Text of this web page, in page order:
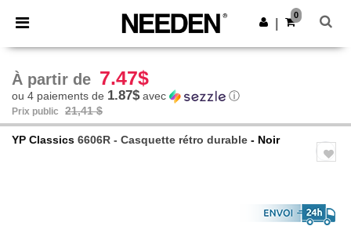
× Appli Needen
Meilleurs prix sur l’app !
Obtenir l'appli
0
À partir de 7.47$
ou 4 paiements de 1.87$avec ⓘ
Prix public 21,41 $
YP Classics 6606R - Casquette rétro durable - Noir